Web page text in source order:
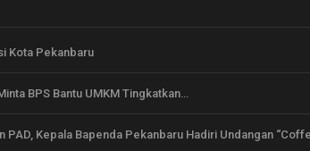
Kota Pekanbaru
BPS Bantu UMKM Tingkatkan…
PAD, Kepala Bapenda Pekanbaru Hadiri Undangan